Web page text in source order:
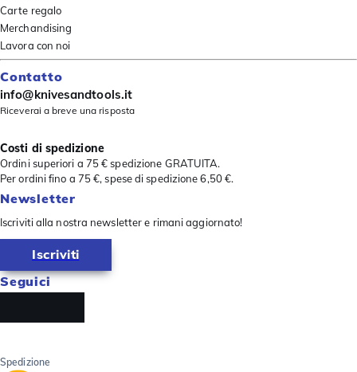
Carte regalo
Merchandising
Lavora con noi
Contatto
info@knivesandtools.it
Riceverai a breve una risposta
Costi di spedizione
Ordini superiori a 75 € spedizione GRATUITA.
Per ordini fino a 75 €, spese di spedizione 6,50 €.
Newsletter
Iscriviti alla nostra newsletter e rimani aggiornato!
Iscriviti
Seguici
Spedizione